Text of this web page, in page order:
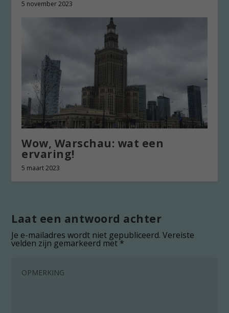
5 november 2023
Wow, Warschau: wat een
ervaring!
5 maart 2023
Laat een antwoord achter
Je e-mailadres wordt niet gepubliceerd. Vereiste
velden zijn gemarkeerd met*